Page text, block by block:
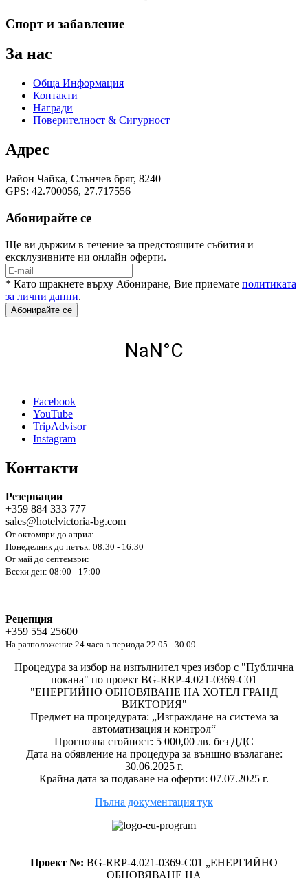
Спорт и забавление
За нас
Обща Информация
Контакти
Награди
Поверителност & Сигурност
Адрес
Район Чайка, Слънчев бряг, 8240
GPS: 42.700056, 27.717556
Абонирайте се
Ще ви държим в течение за предстоящите събития и
ексклузивните ни онлайн оферти.
* Като щракнете върху Абониране, Вие приемате политиката
за лични данни.
Абонирайте се
Facebook
YouTube
TripAdvisor
Instagram
Контакти
Резервации
+359 884 333 777
sales@hotelvictoria-bg.com
От октомври до април:
Понеделник до петък: 08:30 - 16:30
От май до септември:
Всеки ден: 08:00 - 17:00
Рецепция
+359 554 25600
На разположение 24 часа в периода 22.05 - 30.09.
Процедура за избор на изпълнител чрез избор с "Публична
покана" по проект BG-RRP-4.021-0369-C01
"ЕНЕРГИЙНО ОБНОВЯВАНЕ НА ХОТЕЛ ГРАНД
ВИКТОРИЯ"
Предмет на процедурата: „Изграждане на система за
автоматизация и контрол“
Прогнозна стойност: 5 000,00 лв. без ДДС
Дата на обявление на процедура за външно възлагане:
30.06.2025 г.
Крайна дата за подаване на оферти: 07.07.2025 г.
Пълна документация тук
Проект №: BG-RRP-4.021-0369-C01 „ЕНЕРГИЙНО
ОБНОВЯВАНЕ НА